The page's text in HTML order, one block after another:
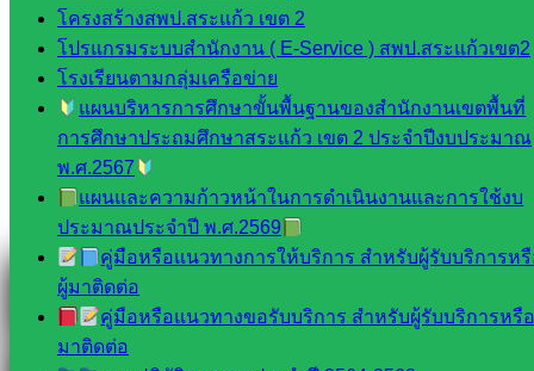
โครงสร้างสพป.สระแก้ว เขต 2
โปรแกรมระบบสำนักงาน ( E-Service ) สพป.สระแก้วเขต2
โรงเรียนตามกลุ่มเครือข่าย
แผนบริหารการศึกษาขั้นพื้นฐานของสำนักงานเขตพื้นที่
การศึกษาประถมศึกษาสระแก้ว เขต 2 ประจำปีงบประมาณ
พ.ศ.2567
แผนและความก้าวหน้าในการดำเนินงานและการใช้งบ
ประมาณประจำปี พ.ศ.2569
คู่มือหรือแนวทางการให้บริการ สำหรับผู้รับบริการห
ผู้มาติดต่อ
คู่มือหรือแนวทางขอรับบริการ สำหรับผู้รับบริการหรื
มาติดต่อ
Tel 037-232263:
Messenger
Facebook